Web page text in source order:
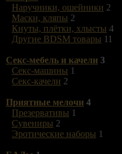
Наручники, ошейники 2
Маски, кляпы 2
Кнуты, плётки, хлысты 4
Другие BDSM товары 11
Секс-мебель и качели 3
Секс-машины 1
Секс-качели 2
Приятные мелочи 4
Презервативы 1
Сувениры 2
Эротические наборы 1